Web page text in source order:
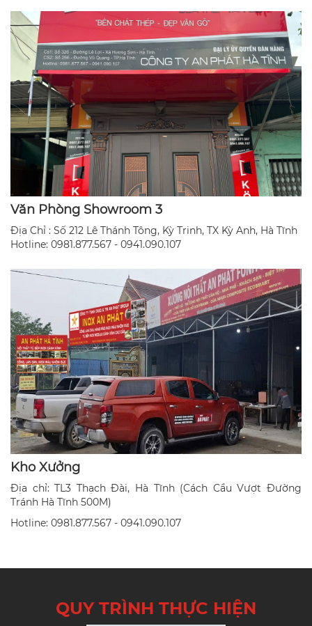
Văn Phòng Showroom 3
Địa Chỉ : Số 212 Lê Thánh Tông, Kỳ Trinh, TX Kỳ Anh, Hà Tĩnh
​Hotline: 0981.877.567 - 0941.090.107
Kho Xưởng
Địa chỉ: TL3 Thạch Đài, Hà Tĩnh (Cách Cầu Vượt Đường
Tránh Hà Tĩnh 500M)
Hotline: 0981.877.567 - 0941.090.107
QUY TRÌNH THỰC HIỆN